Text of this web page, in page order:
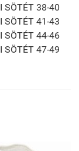
SÖTÉT 38-40
SÖTÉT 41-43
SÖTÉT 44-46
SÖTÉT 47-49